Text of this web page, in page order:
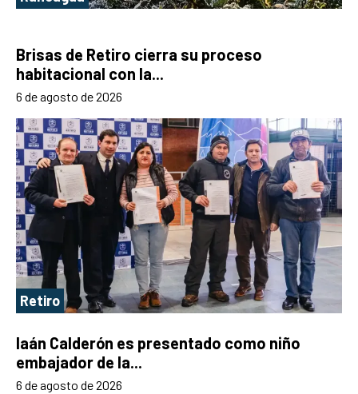
Brisas de Retiro cierra su proceso
habitacional con la...
6 de agosto de 2026
Retiro
Iaán Calderón es presentado como niño
embajador de la...
6 de agosto de 2026